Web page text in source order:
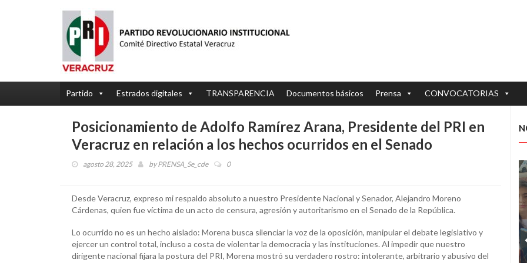
Partido Estrados digitales TRANSPARENCIA Documentos básicos Prensa CONVOCATORIAS
Posicionamiento de Adolfo Ramírez Arana, Presidente del PRI en
Veracruz en relación a los hechos ocurridos en el Senado
agosto 28, 2025 byPRENSA_Se_cde 0
Desde Veracruz, expreso mi respaldo absoluto a nuestro Presidente Nacional y Senador, Alejandro Moreno
Cárdenas, quien fue víctima de un acto de censura, agresión y autoritarismo en el Senado de la República.
Lo ocurrido no es un hecho aislado: Morena busca silenciar la voz de la oposición, manipular el debate legislativo y
ejercer un control total, incluso a costa de violentar la democracia y las instituciones. Al impedir que nuestro
dirigente nacional fijara la postura del PRI, Morena mostró su verdadero rostro: intolerante, arbitrario y abusivo del